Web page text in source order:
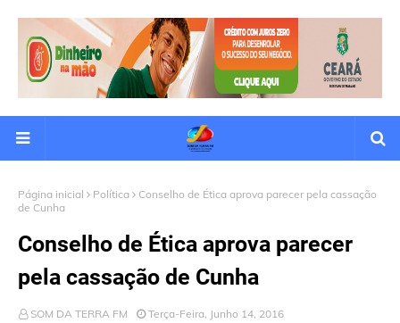
Página inicial Política
Conselho de Ética aprova parecer pela cassação
de Cunha
Conselho de Ética aprova parecer
pela cassação de Cunha
SOM DA TERRA FM Terça-Feira, Junho 14, 2016